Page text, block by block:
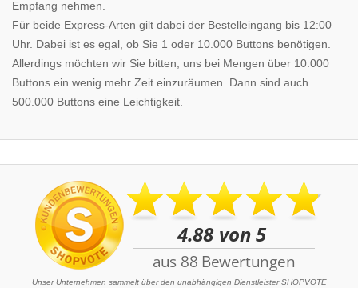
Empfang nehmen.
Für beide Express-Arten gilt dabei der Bestelleingang bis 12:00
Uhr. Dabei ist es egal, ob Sie 1 oder 10.000 Buttons benötigen.
Allerdings möchten wir Sie bitten, uns bei Mengen über 10.000
Buttons ein wenig mehr Zeit einzuräumen. Dann sind auch
500.000 Buttons eine Leichtigkeit.
Unser Unternehmen sammelt über den unabhängigen Dienstleister SHOPVOTE